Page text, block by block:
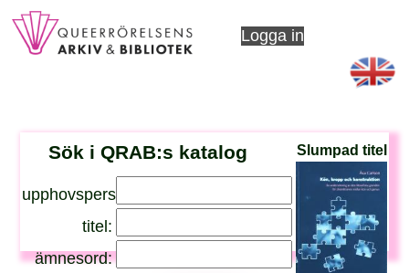
Logga in
Sök i QRAB:s katalog
upphovsperson:
titel:
ämnesord:
Slumpad titel